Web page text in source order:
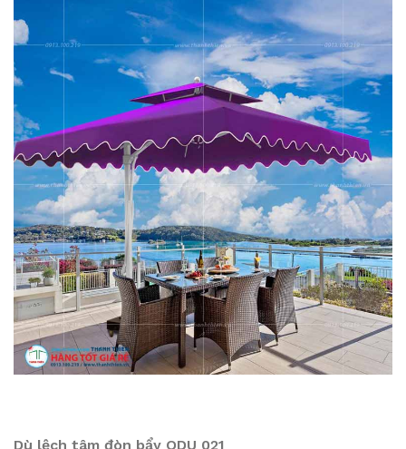
Dù lệch tâm đòn bẩy ODU 021